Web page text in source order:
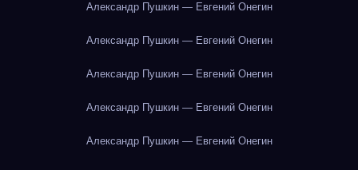
Александр Пушкин — Евгений Онегин
Александр Пушкин — Евгений Онегин
Александр Пушкин — Евгений Онегин
Александр Пушкин — Евгений Онегин
Александр Пушкин — Евгений Онегин